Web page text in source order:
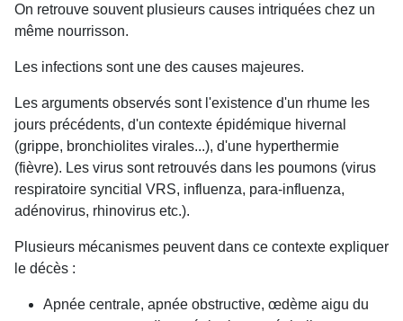
On retrouve souvent plusieurs causes intriquées chez un
même nourrisson.
Les infections sont une des causes majeures.
Les arguments observés sont l'existence d'un rhume les
jours précédents, d'un contexte épidémique hivernal
(grippe, bronchiolites virales...), d'une hyperthermie
(fièvre). Les virus sont retrouvés dans les poumons (virus
respiratoire syncitial VRS, influenza, para-influenza,
adénovirus, rhinovirus etc.).
Plusieurs mécanismes peuvent dans ce contexte expliquer
le décès :
Apnée centrale, apnée obstructive, œdème aigu du